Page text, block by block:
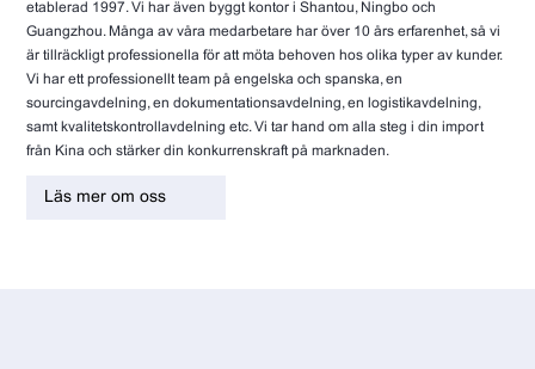
etablerad 1997. Vi har även byggt kontor i Shantou, Ningbo och
Guangzhou. Många av våra medarbetare har över 10 års erfarenhet, så vi
är tillräckligt professionella för att möta behoven hos olika typer av kunder.
Vi har ett professionellt team på engelska och spanska, en
sourcingavdelning, en dokumentationsavdelning, en logistikavdelning,
samt kvalitetskontrollavdelning etc. Vi tar hand om alla steg i din import
från Kina och stärker din konkurrenskraft på marknaden.
Läs mer om oss